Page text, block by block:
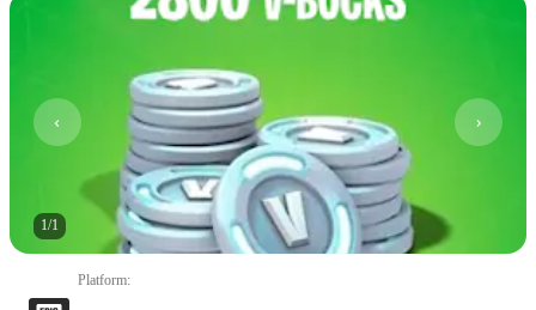
1/1
Platform: